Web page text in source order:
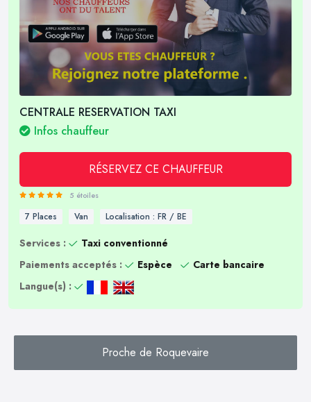
CENTRALE RESERVATION TAXI
Infos chauffeur
RÉSERVEZ CE CHAUFFEUR
5 étoiles
7 Places Van Localisation : FR / BE
Services :
Taxi conventionné
Paiements acceptés :
Espèce
Carte bancaire
Langue(s) :
Proche de Roquevaire